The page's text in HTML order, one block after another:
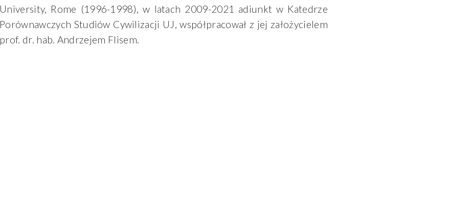
University, Rome (1996-1998), w latach 2009-2021 adiunkt w Katedrze
Porównawczych Studiów Cywilizacji UJ, współpracował z jej założycielem
prof. dr. hab. Andrzejem Flisem.